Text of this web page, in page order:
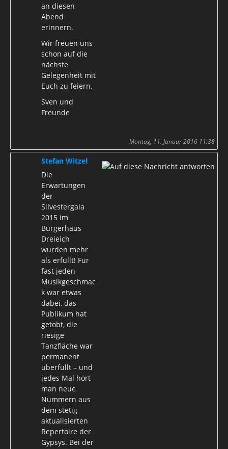
an diesen
Abend
erinnern.
Wir freuen uns
schon auf die
nächste
Gelegenheit mit
Euch zu feiern.
Sven und
Freunde
Montag, 11. Januar 2016 11:38
Stefan Witzel
Die
Erwartungen
der
Silvestergala
2015 im
Bürgerhaus
Dreieich
wurden mehr
als erfüllt! Für
fast jeden
Musikgeschmac
k war etwas
dabei, das
Publikum hat
getobt, die
riesige
Tanzfläche war
permanent
überfüllt – und
jedes Mal hört
man neue
Nummern aus
dem stetig
aktualisierten
Repertoire der
Gypsys. Bei der